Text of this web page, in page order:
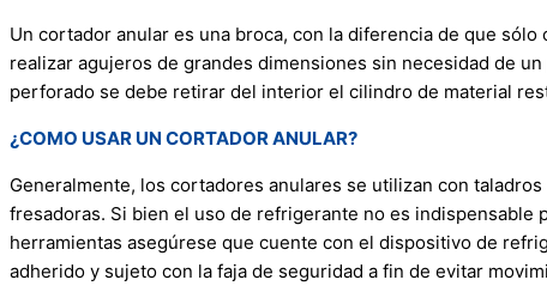
Un cortador anular es una broca, con la diferencia de que
realizar agujeros de grandes dimensiones sin necesidad de
perforado se debe retirar del interior el cilindro de material
¿COMO USAR UN CORTADOR ANULAR?
Generalmente, los cortadores anulares se utilizan con
fresadoras. Si bien el uso de refrigerante no es indispensable
herramientas asegúrese que cuente con el dispositivo de
adherido y sujeto con la faja de seguridad a fin de evitar